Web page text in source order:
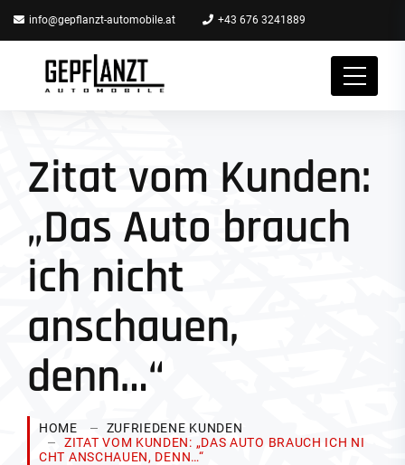
info@gepflanzt-automobile.at +43 676 3241889
Zitat vom Kunden:
„Das Auto brauch
ich nicht
anschauen,
denn…“
HOME
ZUFRIEDENE KUNDEN
ZITAT VOM KUNDEN: „DAS AUTO BRAUCH ICH NI
CHT ANSCHAUEN, DENN…“